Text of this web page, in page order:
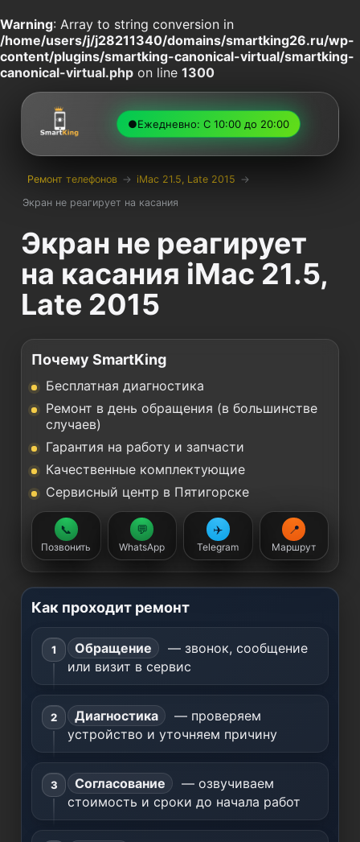
Warning: Array to string conversion in
/home/users/j/j28211340/domains/smartking26.ru/wp-
content/plugins/smartking-canonical-virtual/smartking-
canonical-virtual.php on line 1300
●Ежедневно: С 10:00 до 20:00
Ремонт телефонов → iMac 21.5, Late 2015 →
Экран не реагирует на касания
Экран не реагирует
на касания iMac 21.5,
Late 2015
Почему SmartKing
Бесплатная диагностика
Ремонт в день обращения (в большинстве
случаев)
Гарантия на работу и запчасти
Качественные комплектующие
Сервисный центр в Пятигорске
📞
Позвонить
💬
WhatsApp
✈️
Telegram
📍
Маршрут
Как проходит ремонт
Обращение
— звонок, сообщение
или визит в сервис
Диагностика
— проверяем
устройство и уточняем причину
Согласование
— озвучиваем
стоимость и сроки до начала работ